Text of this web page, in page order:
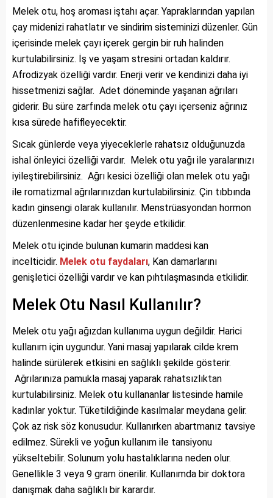
Melek otu, hoş aroması iştahı açar. Yapraklarından yapılan
çay midenizi rahatlatır ve sindirim sisteminizi düzenler. Gün
içerisinde melek çayı içerek gergin bir ruh halinden
kurtulabilirsiniz. İş ve yaşam stresini ortadan kaldırır.
Afrodizyak özelliği vardır. Enerji verir ve kendinizi daha iyi
hissetmenizi sağlar. Adet döneminde yaşanan ağrıları
giderir. Bu süre zarfında melek otu çayı içerseniz ağrınız
kısa sürede hafifleyecektir.
Sıcak günlerde veya yiyeceklerle rahatsız olduğunuzda
ishal önleyici özelliği vardır. Melek otu yağı ile yaralarınızı
iyileştirebilirsiniz. Ağrı kesici özelliği olan melek otu yağı
ile romatizmal ağrılarınızdan kurtulabilirsiniz. Çin tıbbında
kadın ginsengi olarak kullanılır. Menstrüasyondan hormon
düzenlenmesine kadar her şeyde etkilidir.
Melek otu içinde bulunan kumarin maddesi kan
incelticidir. Melek otu faydaları, Kan damarlarını
genişletici özelliği vardır ve kan pıhtılaşmasında etkilidir.
Melek Otu Nasıl Kullanılır?
Melek otu yağı ağızdan kullanıma uygun değildir. Harici
kullanım için uygundur. Yani masaj yapılarak cilde krem
halinde sürülerek etkisini en sağlıklı şekilde gösterir.
Ağrılarınıza pamukla masaj yaparak rahatsızlıktan
kurtulabilirsiniz. Melek otu kullananlar listesinde hamile
kadınlar yoktur. Tüketildiğinde kasılmalar meydana gelir.
Çok az risk söz konusudur. Kullanırken abartmanız tavsiye
edilmez. Sürekli ve yoğun kullanım ile tansiyonu
yükseltebilir. Solunum yolu hastalıklarına neden olur.
Genellikle 3 veya 9 gram önerilir. Kullanımda bir doktora
danışmak daha sağlıklı bir karardır.